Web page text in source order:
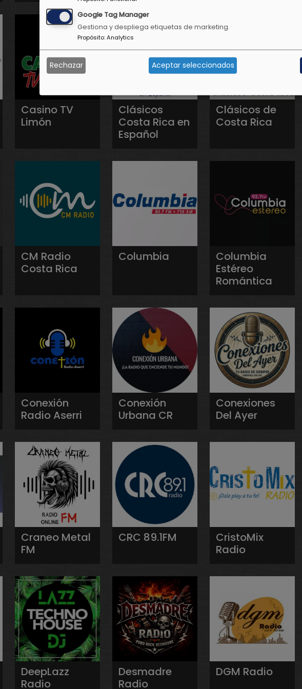
Casino TV
Limón
Clásicos
Costa Rica en
Español
Clásicos de
Costa Rica
CM Radio
Costa Rica
Columbia
Columbia
Estéreo
Romántica
Conexión
Radio Aserri
Conexión
Urbana CR
Conexiones
Del Ayer
Craneo Metal
FM
CRC 89.1FM
CristoMix
Radio
DeepLazz
Radio
Desmadre
Radio
DGM Radio
Google Tag Manager
Gestiona y despliega etiquetas de marketing.
Propósito:Analytics
Rechazar Aceptar seleccionados